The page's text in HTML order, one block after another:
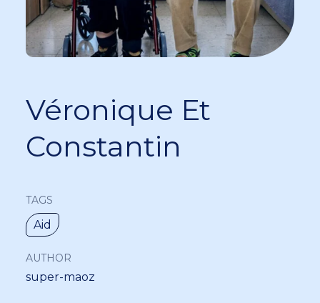
Véronique Et
Constantin
TAGS
Aid
AUTHOR
super-maoz